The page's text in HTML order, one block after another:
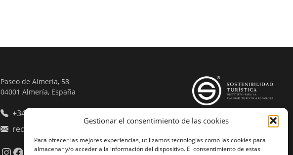
Gestionar el consentimiento de las cookies
Para ofrecer las mejores experiencias, utilizamos tecnologías como las cookies para
almacenar y/o acceder a la información del dispositivo. El consentimiento de estas
Paseo de Almería, 58
04001 Almería, España
+34 950234011
recepcion@hotelcostasol.com
Instagram
Facebook